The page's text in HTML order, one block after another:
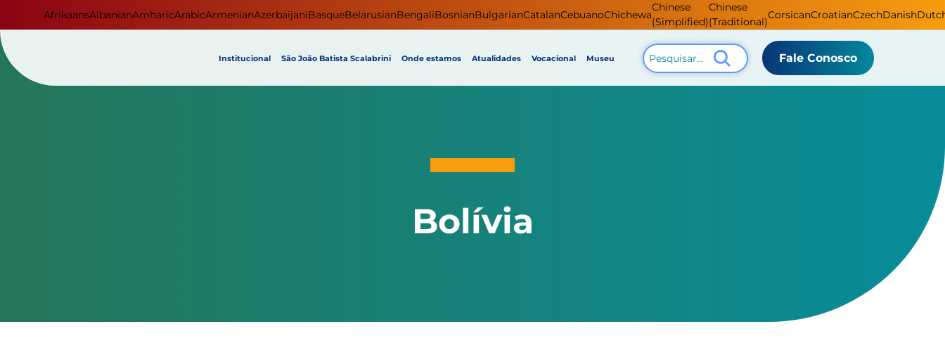
AfrikaansAlbanianAmharicArabicArmenianAzerbaijaniBasqueBelarusianBengaliBosnianBulgarianCatalanCebuanoChichewa
Chinese
(Simplified)
Chinese
(Traditional)
CorsicanCroatianCzechDanish
Institucional São João Batista Scalabrini Onde estamos Atualidades Vocacional Museu Fale Conosco
Bolívia